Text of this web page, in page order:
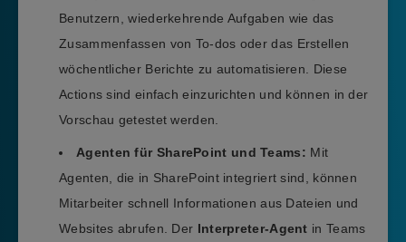
Benutzern, wiederkehrende Aufgaben wie das
Zusammenfassen von To-dos oder das Erstellen
wöchentlicher Berichte zu automatisieren. Diese
Actions sind einfach einzurichten und können in der
Vorschau getestet werden.
Agenten für SharePoint und Teams: Mit
Agenten, die in SharePoint integriert sind, können
Mitarbeiter schnell Informationen aus Dateien und
Websites abrufen. Der Interpreter-Agent in Teams